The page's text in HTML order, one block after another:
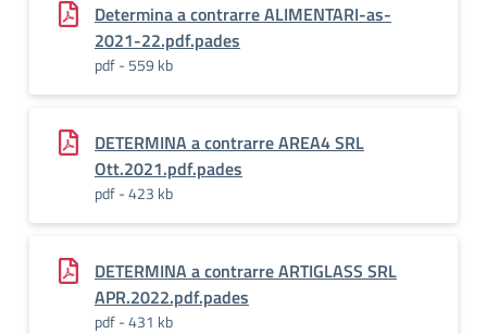
Determina a contrarre ALIMENTARI-as-
2021-22.pdf.pades
pdf - 559 kb
DETERMINA a contrarre AREA4 SRL
Ott.2021.pdf.pades
pdf - 423 kb
DETERMINA a contrarre ARTIGLASS SRL
APR.2022.pdf.pades
pdf - 431 kb